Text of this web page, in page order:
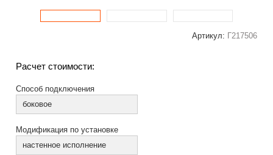
Артикул: Г217506
Расчет стоимости:
Способ подключения
боковое
Модификация по установке
настенное исполнение